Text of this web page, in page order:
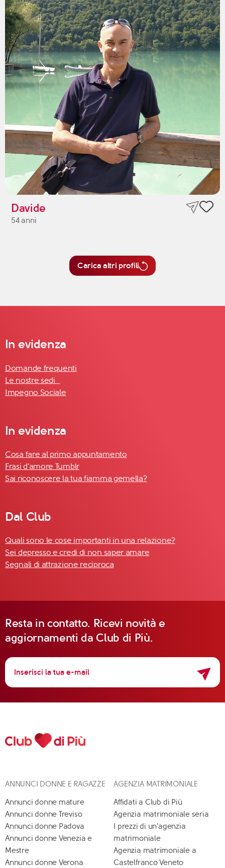
Davide
54 anni
Carica altri profili
In evidenza
Domande frequenti
Le nostre sedi
Impegno Sociale
In evidenza
Cosa fare al primo appuntamento
Frasi d'amore Tumblr
Sai riconoscere la tua fiamma gemella?
Dal Club
Quali sono le cose importanti in una relazione?
Sei depresso e credi di non saper amare
Segnali di attrazione reciproca
Resta in contatto. Ricevi novità e
aggiornamenti da Club di Più.
ANNUNCI DONNE E RAGAZZE
Annunci donne mature
Annunci donne Treviso
Annunci donne Padova
Annunci donne Venezia e
Mestre
Annunci donne Verona
AGENZIA MATRIMONIALE
Affidati a Club di Più
Agenzia matrimoniale seria
I prezzi di un'agenzia
matrimoniale
Agenzia matrimoniale a
Castelfranco Veneto